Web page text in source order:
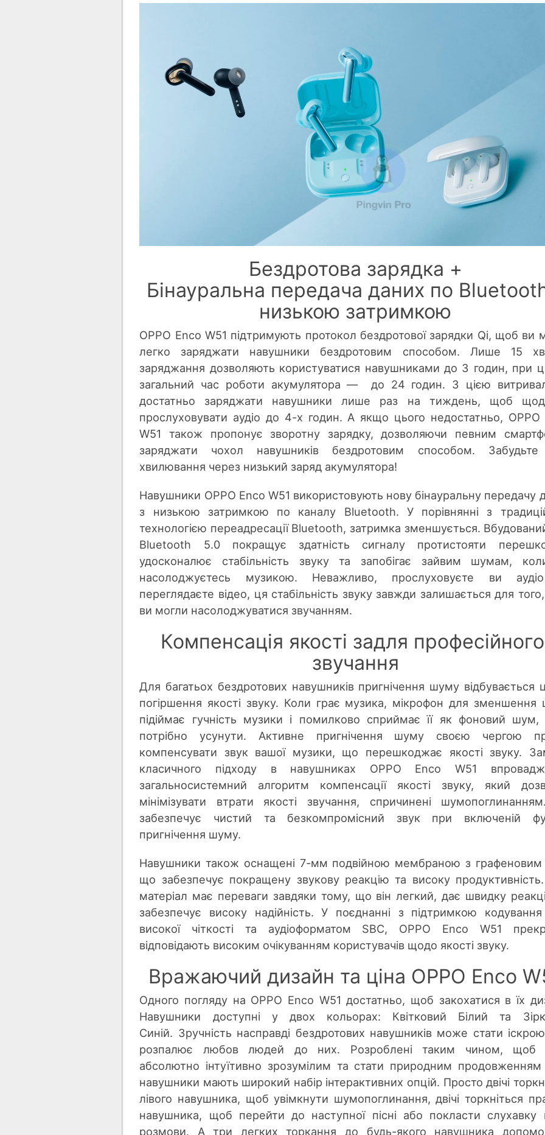
Бездротова зарядка +
Бінауральна передача даних по
низькою затримкою
OPPO Enco W51 підтримують протокол бездротової зарядки Qi, щоб ви
легко заряджати навушники бездротовим способом. Лише 15
заряджання дозволяють користуватися навушниками до 3 годин, при
загальний час роботи акумулятора — до 24 годин. З цією
достатньо заряджати навушники лише раз на тиждень, щоб
прослуховувати аудіо до 4-х годин. А якщо цього недостатньо, OPPO
W51 також пропонує зворотну зарядку, дозволяючи певним
заряджати чохол навушників бездротовим способом.
хвилювання через низький заряд акумулятора!
Навушники OPPO Enco W51 використовують нову бінауральну передачу
з низькою затримкою по каналу Bluetooth. У порівнянні з
технологією переадресації Bluetooth, затримка зменшується.
Bluetooth 5.0 покращує здатність сигналу протистояти
удосконалює стабільність звуку та запобігає зайвим шумам,
насолоджуєтесь музикою. Неважливо, прослуховуєте ви
переглядаєте відео, ця стабільність звуку завжди залишається для
ви могли насолоджуватися звучанням.
Компенсація якості задля
звучання
Для багатьох бездротових навушників пригнічення шуму відбувається
погіршення якості звуку. Коли грає музика, мікрофон для зменшення
підіймає гучність музики і помилково сприймає її як фоновий шум,
потрібно усунути. Активне пригнічення шуму своєю чергою
компенсувати звук вашої музики, що перешкоджає якості звуку.
класичного підходу в навушниках OPPO Enco W51
загальносистемний алгоритм компенсації якості звуку, який
мінімізувати втрати якості звучання, спричинені
забезпечує чистий та безкомпромісний звук при включеній
пригнічення шуму.
Навушники також оснащені 7-мм подвійною мембраною з графеновим
що забезпечує покращену звукову реакцію та високу
матеріал має переваги завдяки тому, що він легкий, дає швидку
забезпечує високу надійність. У поєднанні з підтримкою
високої чіткості та аудіоформатом SBC, OPPO Enco W51
відповідають високим очікуванням користувачів щодо якості звуку.
Вражаючий дизайн та ціна OPPO Enco
Одного погляду на OPPO Enco W51 достатньо, щоб закохатися в їх
Навушники доступні у двох кольорах: Квітковий Білий та
Синій. Зручність насправді бездротових навушників може стати
розпалює любов людей до них. Розроблені таким чином, щоб
абсолютно інтуїтивно зрозумілим та стати природним продовженням
навушники мають широкий набір інтерактивних опцій. Просто двічі
лівого навушника, щоб увімкнути шумопоглинання, двічі торкніться
навушника, щоб перейти до наступної пісні або покласти слухавку
розмови. А три легких торкання до будь-якого навушника